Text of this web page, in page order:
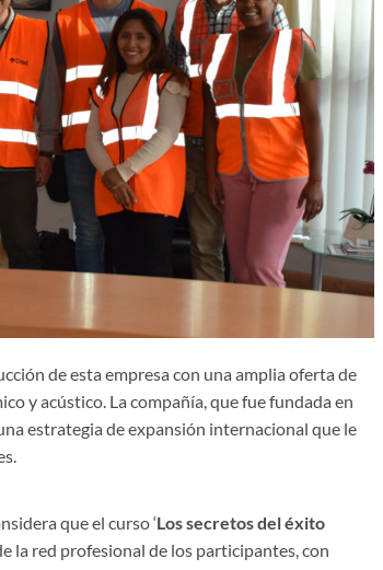
de esta empresa con una amplia oferta de
y acústico. La compañía, que fue fundada en
estrategia de expansión internacional que le
que el curso ‘Los secretos del éxito
la red profesional de los participantes, con